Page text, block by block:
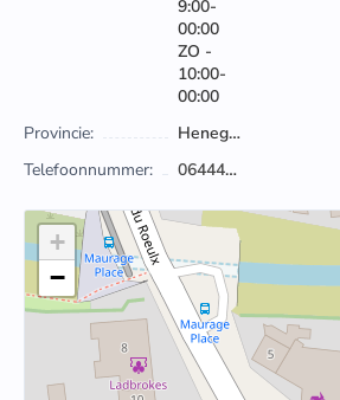
9:00-
00:00
ZO -
10:00-
00:00
Provincie:
Henegouwen
Telefoonnummer:
064444956
+
−